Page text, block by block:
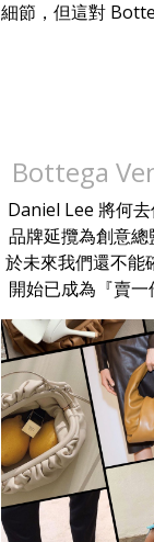
細節，但這對
Bottega
Daniel Lee 將何
品牌延攬為創意
於未來我們還不能
開始已成為『賣一